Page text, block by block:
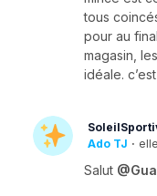
tous
pour au
magasin,
idéale.
Ado TJ ·
Salut